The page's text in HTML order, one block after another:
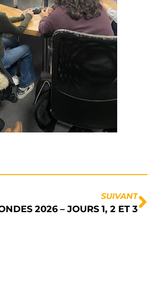
SUIVANT
2026 – JOURS 1, 2 ET 3